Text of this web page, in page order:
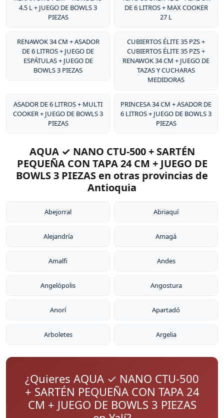
4.5 L + JUEGO DE BOWLS 3
PIEZAS
DE 6 LITROS + MAX COOKER
27 L
RENAWOK 34 CM + ASADOR
DE 6 LITROS + JUEGO DE
ESPÁTULAS + JUEGO DE
BOWLS 3 PIEZAS
CUBIERTOS ÉLITE 35 PZS +
CUBIERTOS ÉLITE 35 PZS +
RENAWOK 34 CM + JUEGO DE
TAZAS Y CUCHARAS
MEDIDORAS
ASADOR DE 6 LITROS + MULTI
COOKER + JUEGO DE BOWLS 3
PIEZAS
PRINCESA 34 CM + ASADOR DE
6 LITROS + JUEGO DE BOWLS 3
PIEZAS
AQUA ✓ NANO CTU-500 + SARTÉN
PEQUEÑA CON TAPA 24 CM + JUEGO DE
BOWLS 3 PIEZAS en otras provincias de
Antioquia
Abejorral Abriaquí
Alejandría Amagá
Amalfi Andes
Angelópolis Angostura
Anorí Apartadó
Arboletes Argelia
¿Quieres AQUA ✓ NANO CTU-500
+ SARTÉN PEQUEÑA CON TAPA 24
CM + JUEGO DE BOWLS 3 PIEZAS